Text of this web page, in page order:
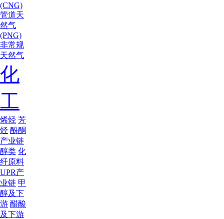
(CNG)
管道天
然气
(PNG)
非常规
天然气
化
工
烯烃 芳
烃 酚酮
产业链
醇类 化
纤原料
UPR产
业链 甲
醇及下
游 醋酸
及下游